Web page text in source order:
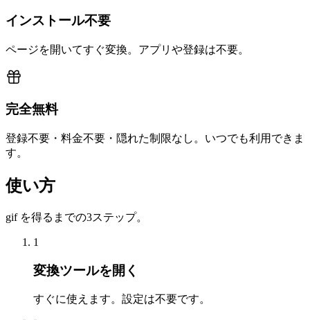
インストール不要
ページを開いてすぐ変換。アプリや登録は不要。
完全無料
登録不要・料金不要・隠れた制限なし。いつでも利用できま
す。
使い方
gif を得るまでの3ステップ。
1
変換ツールを開く
すぐに使えます。設定は不要です。